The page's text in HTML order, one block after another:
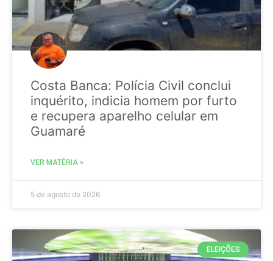
Costa Banca: Polícia Civil conclui
inquérito, indicia homem por furto
e recupera aparelho celular em
Guamaré
VER MATÉRIA »
5 de agosto de 2026
ELEIÇÕES